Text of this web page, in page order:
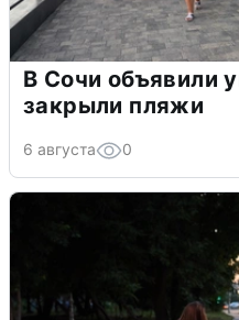
В Сочи объявили
закрыли пляжи
6 августа 0